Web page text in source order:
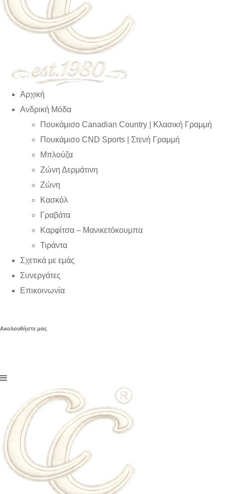
Αρχική
Ανδρική Μόδα
Πουκάμισο Canadian Country | Kλασική Γραμμή
Πουκάμισο CND Sports | Στενή Γραμμή
Μπλούζα
Ζώνη Δερμάτινη
Ζώνη
Κασκόλ
Γραβάτα
Καρφίτσα – Μανικετόκουμπα
Τιράντα
Σχετικά με εμάς
Συνεργάτες
Επικοινωνία
Ακολουθήστε μας